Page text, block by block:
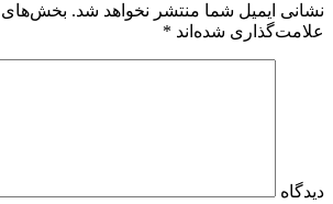
نشانی ایمیل شما منتشر نخواهد شد. بخش‌های
علامت‌گذاری شده‌اند *
دیدگاه